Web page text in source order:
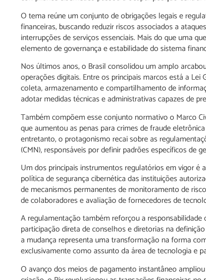
O tema reúne um conjunto de obrigações legais e
financeiras, buscando reduzir riscos associados a
interrupções de serviços essenciais. Mais do que uma
elemento de governança e estabilidade do sistema
Nos últimos anos, o Brasil consolidou um amplo
operações digitais. Entre os principais marcos está a
coleta, armazenamento e compartilhamento de
adotar medidas técnicas e administrativas capazes de
Também compõem esse conjunto normativo o Marco
que aumentou as penas para crimes de fraude
entretanto, o protagonismo recai sobre as
(CMN), responsáveis por definir padrões específicos de
Um dos principais instrumentos regulatórios em vigor é
política de segurança cibernética das instituições
de mecanismos permanentes de monitoramento de
de colaboradores e avaliação de fornecedores de
A regulamentação também reforçou a
participação direta de conselhos e diretorias na
a mudança representa uma transformação na forma
exclusivamente como assunto da área de tecnologia e
O avanço dos meios de pagamento instantâneo